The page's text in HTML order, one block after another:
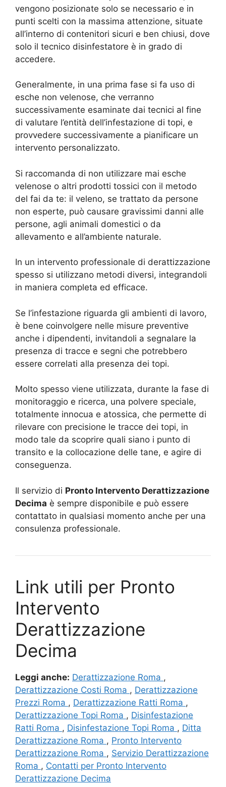
vengono posizionate solo se necessario e in
punti scelti con la massima attenzione, situate
all’interno di contenitori sicuri e ben chiusi, dove
solo il tecnico disinfestatore è in grado di
accedere.
Generalmente, in una prima fase si fa uso di
esche non velenose, che verranno
successivamente esaminate dai tecnici al fine
di valutare l’entità dell’infestazione di topi, e
provvedere successivamente a pianificare un
intervento personalizzato.
Si raccomanda di non utilizzare mai esche
velenose o altri prodotti tossici con il metodo
del fai da te: il veleno, se trattato da persone
non esperte, può causare gravissimi danni alle
persone, agli animali domestici o da
allevamento e all’ambiente naturale.
In un intervento professionale di derattizzazione
spesso si utilizzano metodi diversi, integrandoli
in maniera completa ed efficace.
Se l’infestazione riguarda gli ambienti di lavoro,
è bene coinvolgere nelle misure preventive
anche i dipendenti, invitandoli a segnalare la
presenza di tracce e segni che potrebbero
essere correlati alla presenza dei topi.
Molto spesso viene utilizzata, durante la fase di
monitoraggio e ricerca, una polvere speciale,
totalmente innocua e atossica, che permette di
rilevare con precisione le tracce dei topi, in
modo tale da scoprire quali siano i punto di
transito e la collocazione delle tane, e agire di
conseguenza.
Il servizio di Pronto Intervento Derattizzazione
Decima è sempre disponibile e può essere
contattato in qualsiasi momento anche per una
consulenza professionale.
Link utili per Pronto
Intervento
Derattizzazione
Decima
Leggi anche: Derattizzazione Roma ,
Derattizzazione Costi Roma , Derattizzazione
Prezzi Roma , Derattizzazione Ratti Roma ,
Derattizzazione Topi Roma , Disinfestazione
Ratti Roma , Disinfestazione Topi Roma , Ditta
Derattizzazione Roma , Pronto Intervento
Derattizzazione Roma , Servizio Derattizzazione
Roma , Contatti per Pronto Intervento
Derattizzazione Decima